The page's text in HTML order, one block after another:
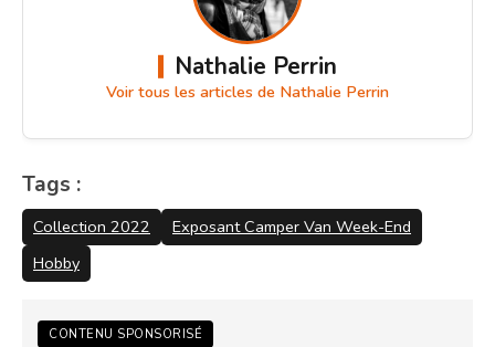
Nathalie Perrin
Voir tous les articles de Nathalie Perrin
Tags :
Collection 2022
Exposant Camper Van Week-End
Hobby
CONTENU SPONSORISÉ